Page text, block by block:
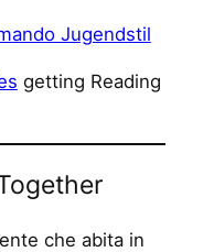
Jugendstil
getting Reading
che abita in